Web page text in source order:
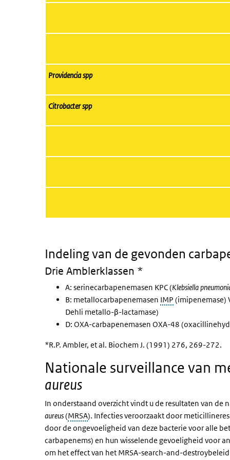
Providencia spp
Citrobacter spp
Indeling van de gevonden
Drie Amblerklassen *
A: serinecarbapenemasen KPC (Klebsiella
B: metallocarbapenemasen IMP (imipenemase)
Dehli metallo-β-lactamase)
D: OXA-carbapenemasen OXA-48
*R.P. Ambler, et al. Biochem J. (1991) 276, 269-272.
Nationale surveillance van
aureus
In onderstaand overzicht vindt u de resultaten van
aureus(MRSA). Infecties veroorzaakt door
door de ongevoeligheid van deze bacterie voor alle
carbapenems) en hun wisselende gevoeligheid voor
om het effect van het MRSA-search-and-